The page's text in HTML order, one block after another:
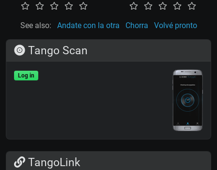
See also: Andate con la otra Chorra Volvé pronto
Tango Scan
Log in
TangoLink